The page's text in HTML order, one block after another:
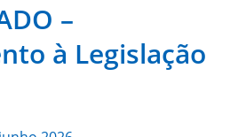
–
à Legislação